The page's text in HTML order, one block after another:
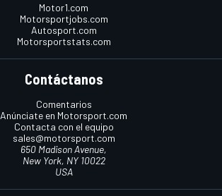
Motor1.com
Motorsportjobs.com
Autosport.com
Motorsportstats.com
Contáctanos
Comentarios
Anúnciate en Motorsport.com
Contacta con el equipo
sales@motorsport.com
650 Madison Avenue,
New York, NY 10022
USA